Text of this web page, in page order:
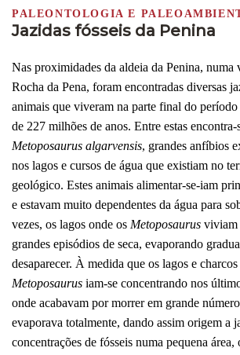
PALEONTOLOGIA E
Jazidas fósseis da Penina
Nas proximidades da aldeia da Penina, numa
Rocha da Pena, foram encontradas diversas
animais que viveram na parte final do período
de 227 milhões de anos. Entre estas encontra-
Metoposaurus algarvensis, grandes anfíbios
nos lagos e cursos de água que existiam no
geológico. Estes animais alimentar-se-iam
e estavam muito dependentes da água para
vezes, os lagos onde os Metoposaurus viviam
grandes episódios de seca, evaporando
desaparecer. À medida que os lagos e
Metoposaurus iam-se concentrando nos
onde acabavam por morrer em grande
evaporava totalmente, dando assim origem a
concentrações de fósseis numa pequena área,